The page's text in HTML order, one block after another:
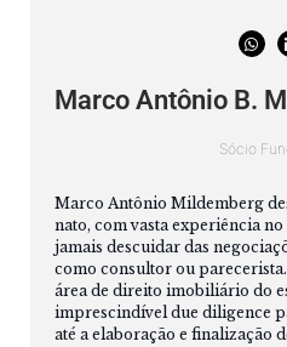
Marco Antônio B.
Sócio
Marco Antônio Mildemberg
nato, com vasta experiência
jamais descuidar das
como consultor ou
área de direito imobiliário do
imprescindível due diligence
até a elaboração e finalização